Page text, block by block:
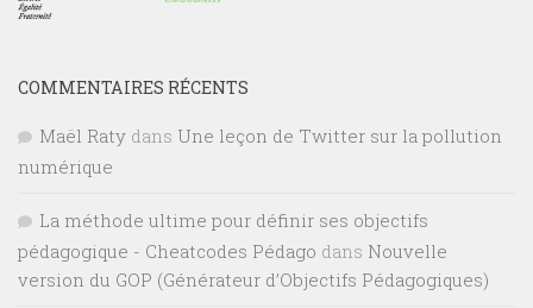
COMMENTAIRES RÉCENTS
Maël Raty dans Une leçon de Twitter sur la pollution
numérique
La méthode ultime pour définir ses objectifs
pédagogique - Cheatcodes Pédago dans Nouvelle
version du GOP (Générateur d’Objectifs Pédagogiques)